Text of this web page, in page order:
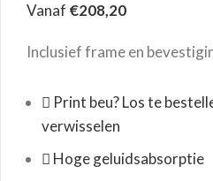
Vanaf €208,20
Inclusief frame en
Print beu? Los te
verwisselen
Hoge geluidsabsorptie